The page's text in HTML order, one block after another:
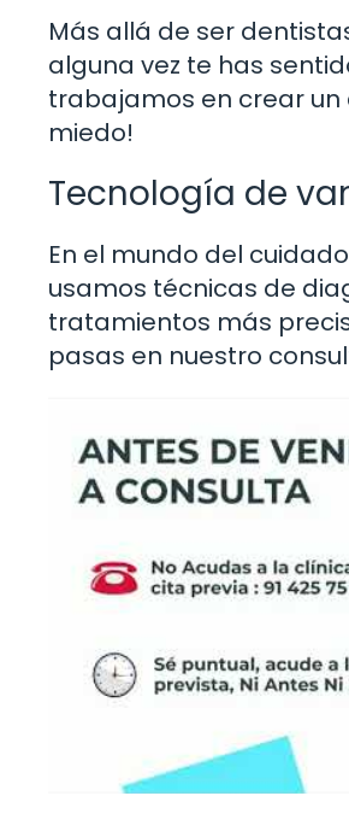
Más allá de ser
alguna vez te has
trabajamos en crear
miedo!
Tecnología de
En el mundo del
usamos técnicas de
tratamientos más
pasas en nuestro